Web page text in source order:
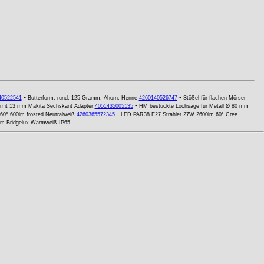
- Butterform, rund, 125 Gramm, Ahorn, Henne 4260140526747- Stößel für flachen Mörser
13 mm Makita Sechskant Adapter 4051435005135- HM bestückte Lochsäge für Metall Ø 80 mm
600lm frosted Neutralweiß 4260365572345- LED PAR38 E27 Strahler 27W 2600lm 60° Cree
Bridgelux Warmweiß IP65